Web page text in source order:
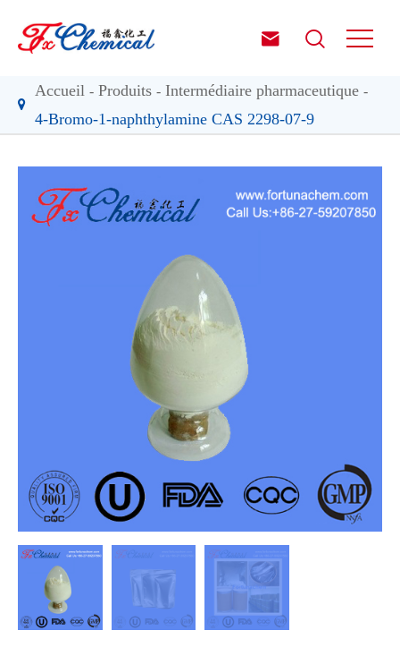
 
Accueil Produits
Intermédiaire pharmaceutique
4-Bromo-1-naphthylamine CAS 2298-07-9